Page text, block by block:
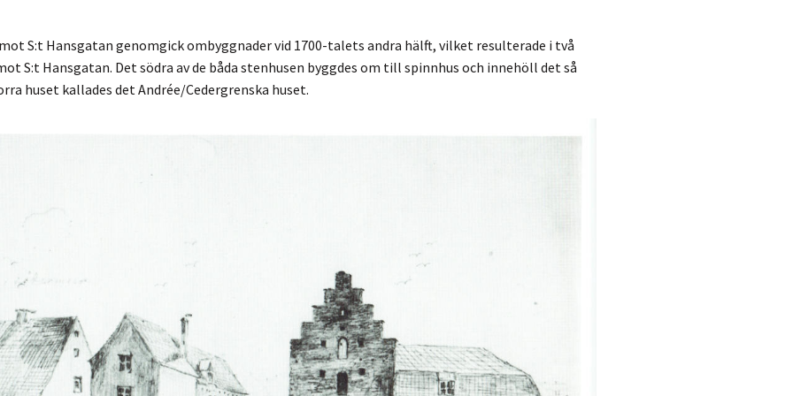
S:t Hansgatan genomgick ombyggnader vid 1700-talets andra hälft, vilket resulterade i två
S:t Hansgatan. Det södra av de båda stenhusen byggdes om till spinnhus och innehöll det så
huset kallades det Andrée/Cedergrenska huset.